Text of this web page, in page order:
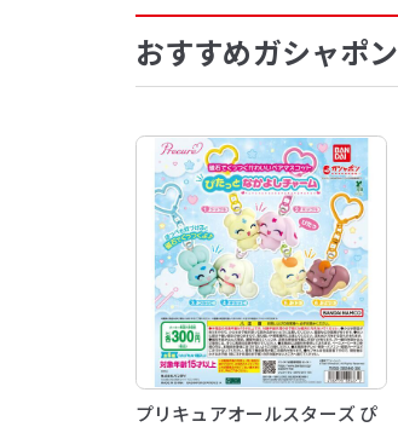
おすすめガシャポン
プリキュアオールスターズ ぴ